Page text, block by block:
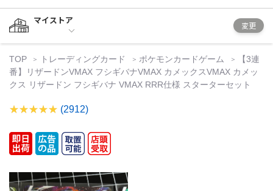
マイストア
変更
TOP トレーディングカード ポケモンカードゲーム
【3連
番】リザードンVMAX フシギバナVMAX カメックスVMAX カメッ
クス リザードン フシギバナ VMAX RRR仕様 スターターセット
(2912)